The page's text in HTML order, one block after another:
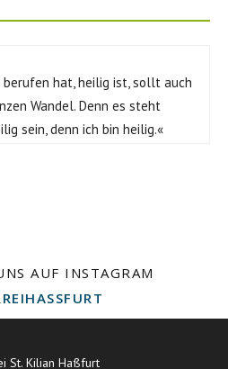
berufen hat, heilig ist, sollt auch
Wandel. Denn es steht
sein, denn ich bin heilig.«
AUF INSTAGRAM